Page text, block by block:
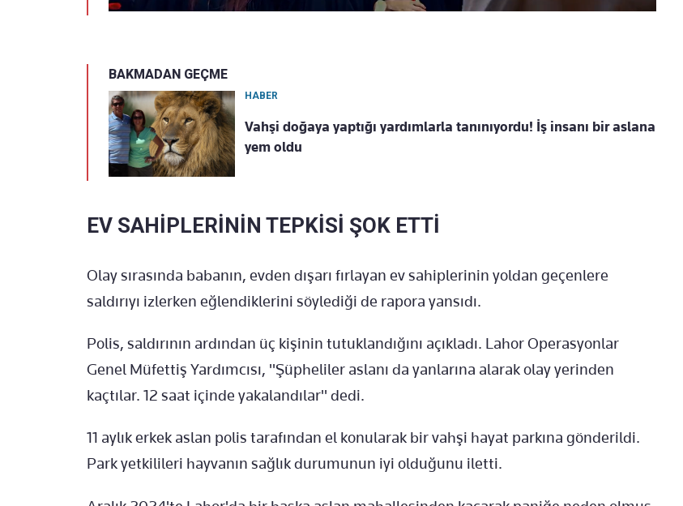
BAKMADAN GEÇME
HABER
Vahşi doğaya yaptığı yardımlarla tanınıyordu! İş insanı bir aslana
yem oldu
EV SAHİPLERİNİN TEPKİSİ ŞOK ETTİ
Olay sırasında babanın, evden dışarı fırlayan ev sahiplerinin yoldan geçenlere
saldırıyı izlerken eğlendiklerini söylediği de rapora yansıdı.
Polis, saldırının ardından üç kişinin tutuklandığını açıkladı. Lahor Operasyonlar
Genel Müfettiş Yardımcısı, "Şüpheliler aslanı da yanlarına alarak olay yerinden
kaçtılar. 12 saat içinde yakalandılar" dedi.
11 aylık erkek aslan polis tarafından el konularak bir vahşi hayat parkına gönderildi.
Park yetkilileri hayvanın sağlık durumunun iyi olduğunu iletti.